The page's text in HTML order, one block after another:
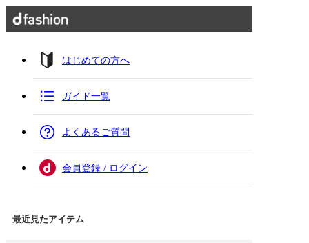
はじめての方へ
ガイド一覧
よくあるご質問
会員登録 / ログイン
最近見たアイテム